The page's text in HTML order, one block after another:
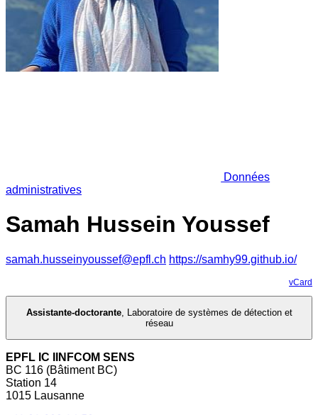
Données
administratives
Samah Hussein Youssef
samah.husseinyoussef@epfl.ch https://samhy99.github.io/
vCard
Assistante-doctorante, Laboratoire de systèmes de détection et
réseau
EPFL IC IINFCOM SENS
BC 116 (Bâtiment BC)
Station 14
1015 Lausanne